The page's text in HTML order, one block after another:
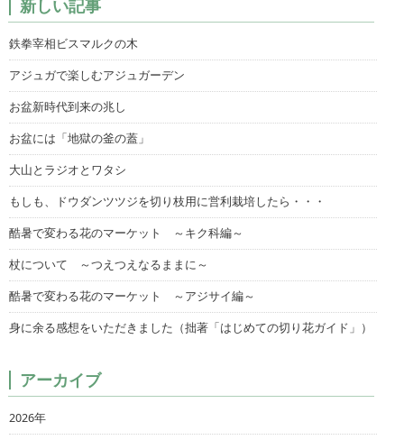
新しい記事
鉄拳宰相ビスマルクの木
アジュガで楽しむアジュガーデン
お盆新時代到来の兆し
お盆には「地獄の釜の蓋」
大山とラジオとワタシ
もしも、ドウダンツツジを切り枝用に営利栽培したら・・・
酷暑で変わる花のマーケット ～キク科編～
杖について ～つえつえなるままに～
酷暑で変わる花のマーケット ～アジサイ編～
身に余る感想をいただきました（拙著「はじめての切り花ガイド」）
アーカイブ
2026年